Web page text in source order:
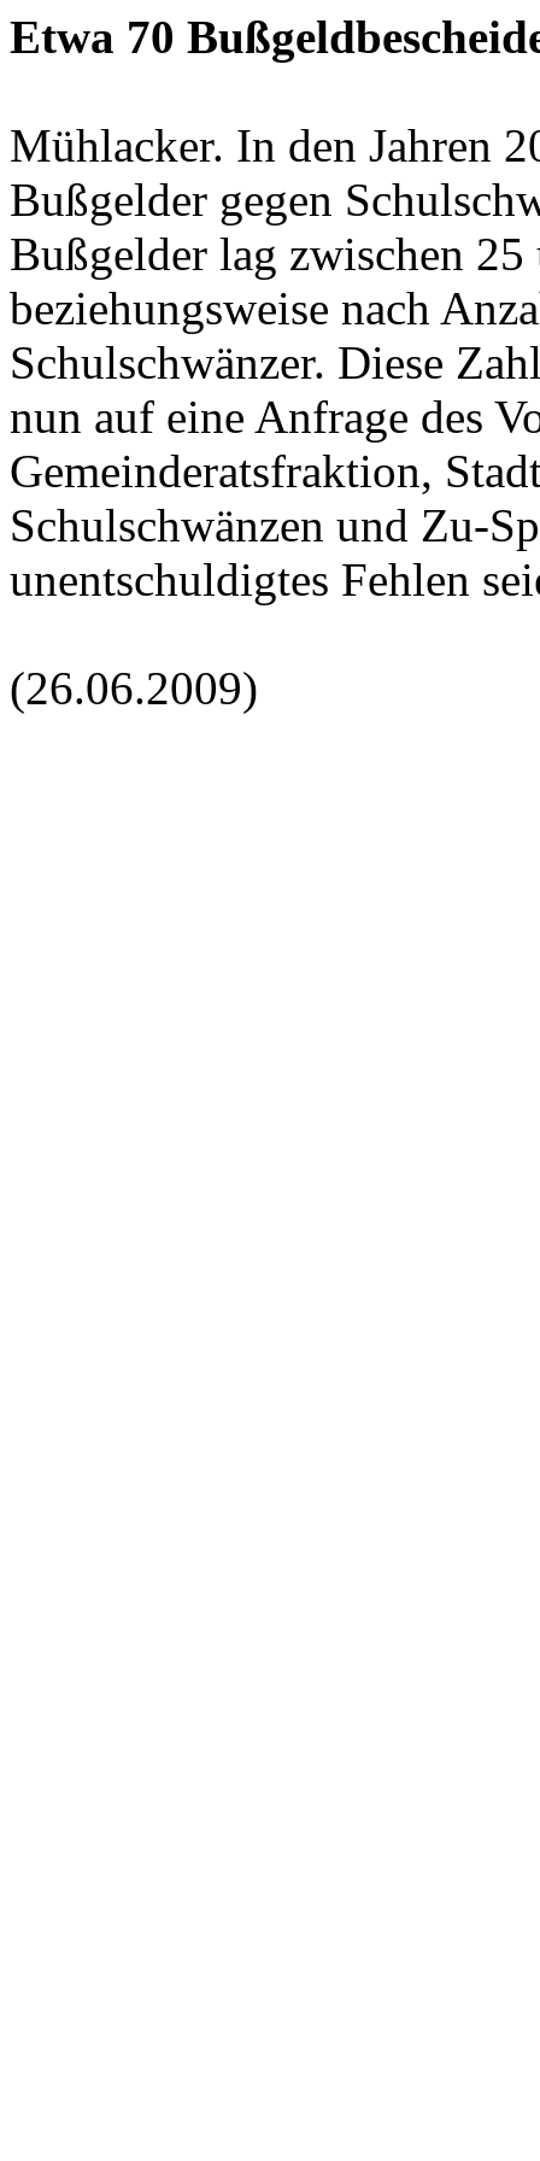
Etwa 70
Mühlacker. In den Jahren
Bußgelder gegen
Bußgelder lag zwischen
beziehungsweise nach
Schulschwänzer. Diese
nun auf eine Anfrage des
Gemeinderatsfraktion,
Schulschwänzen und Zu-
unentschuldigtes Fehlen
(26.06.2009)